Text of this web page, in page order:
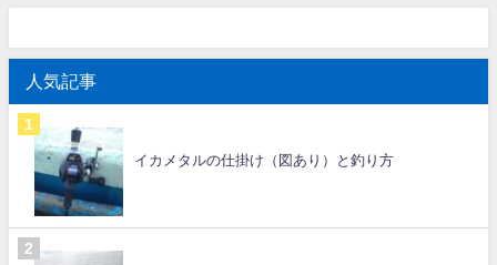
人気記事
イカメタルの仕掛け（図あり）と釣り方